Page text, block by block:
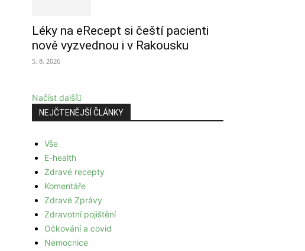
Léky na eRecept si čeští pacienti
nově vyzvednou i v Rakousku
5. 8. 2026
Načíst další
NEJČTENĚJŠÍ ČLÁNKY
Vše
E-health
Zdravé recepty
Komentáře
Zdravé Zprávy
Zdravotní pojištění
Očkování a covid
Nemocnice